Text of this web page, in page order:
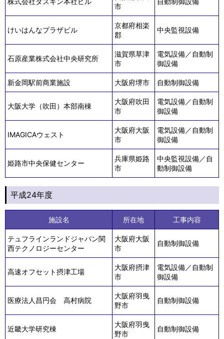
市
けいはんなプラザビル
京都府相楽
郡
中央監視設備
石原産業株式会社中央研究所
滋賀県草津
市
電気設備／自動制
御設備
新金岡駅前商業施設 大阪府堺市 自動制御設備
大阪大学（吹田）本部南棟
大阪府吹田
市
電気設備／自動制
御設備
IMAGICAウェスト
大阪府大阪
市
電気設備／自動制
御設備
姫路市中央保健センター
兵庫県姫路
市
中央監視設備／自
動制御設備
平成24年度
施設名 所在地 工事内容
テュフラインランドジャパン関
西テクノロジーセンター
大阪府大阪
市
自動制御設備
高速オフセット摂津工場
大阪府摂津
市
電気設備／自動制
御設備
医療法人昌円会 高村病院
大阪府羽曳
野市
自動制御設備
近畿大学研究棟
大阪府羽曳
野市
自動制御設備